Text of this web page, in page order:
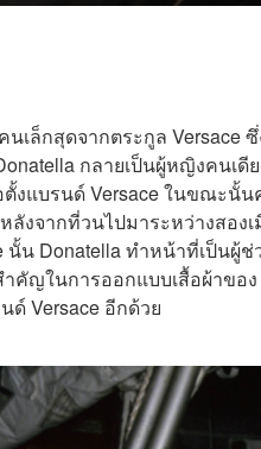
นเล็กสุดจากตระกูล Versace
กลายเป็นผู้หญิงคนเ
งแบรนด์ Versace ในขณะนั้
งจากที่วนไปมาระหว่างสอง
น Donatella ทำหน้าที่เป็นผู้ช่
ำคัญในการออกแบบเสื้อผ้าข
ด์ Versace อีกด้วย